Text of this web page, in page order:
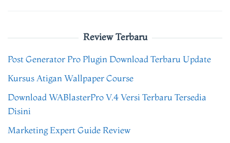
Review Terbaru
Post Generator Pro Plugin Download Terbaru Update
Kursus Atigan Wallpaper Course
Download WABlasterPro V.4 Versi Terbaru Tersedia
Disini
Marketing Expert Guide Review